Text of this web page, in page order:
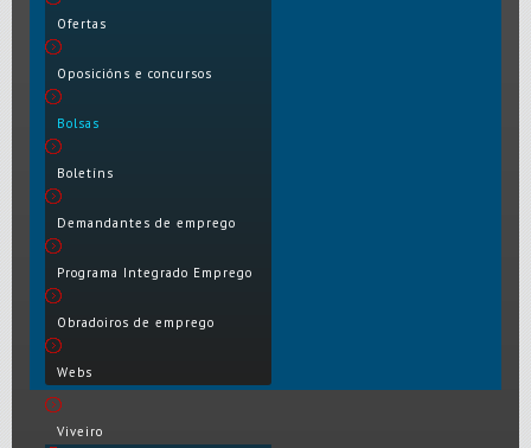
Ofertas
Oposicións e concursos
Bolsas
Boletíns
Demandantes de emprego
Programa Integrado Emprego
Obradoiros de emprego
Webs
Viveiro